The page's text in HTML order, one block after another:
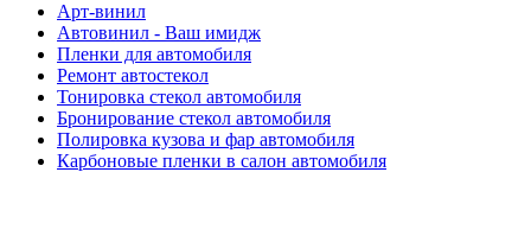
Арт-винил
Автовинил - Ваш имидж
Пленки для автомобиля
Ремонт автостекол
Тонировка стекол автомобиля
Бронирование стекол автомобиля
Полировка кузова и фар автомобиля
Карбоновые пленки в салон автомобиля